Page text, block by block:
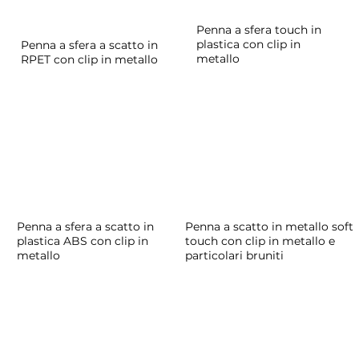
Penna a sfera a scatto in
RPET con clip in metallo
Penna a sfera touch in
plastica con clip in
metallo
Penna a sfera a scatto in
plastica ABS con clip in
metallo
Penna a scatto in metallo soft
touch con clip in metallo e
particolari bruniti